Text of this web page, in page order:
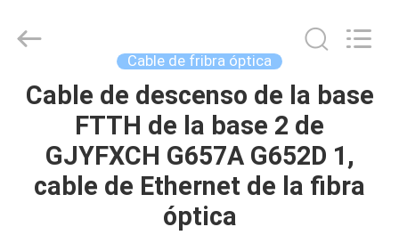
HOGAR
PRODUCTOS
Industry
Reserved.
Cable de fribra óptica
Cable de descenso de la base
FTTH de la base 2 de
GJYFXCH G657A G652D 1,
cable de Ethernet de la fibra
óptica